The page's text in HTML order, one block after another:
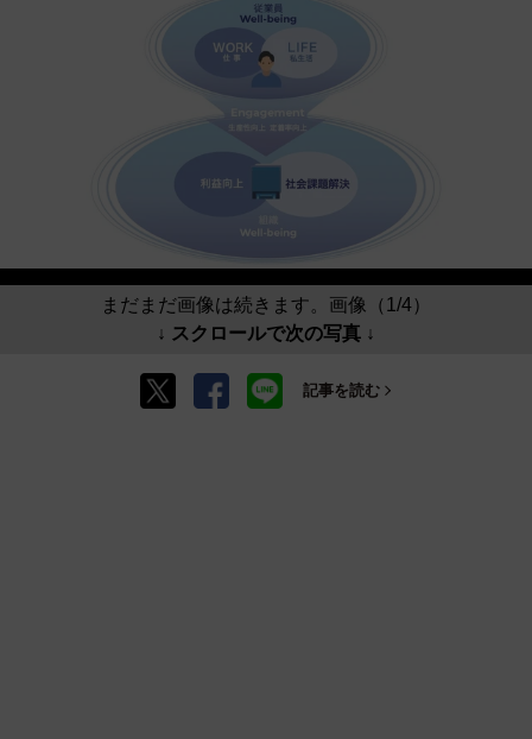
まだまだ画像は続きます。画像（1/4）
↓ スクロールで次の写真 ↓
記事を読む